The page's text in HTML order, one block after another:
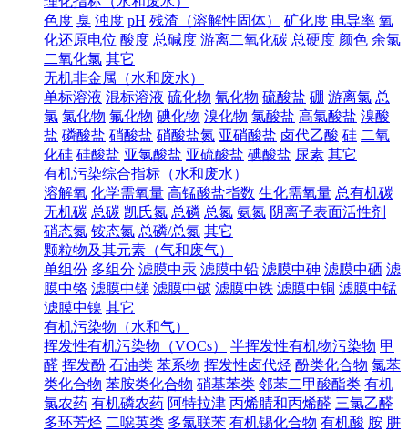
色度 臭 浊度 pH 残渣（溶解性固体） 矿化度 电导率 氧
化还原电位 酸度 总碱度 游离二氧化碳 总硬度 颜色 余氯
二氧化氯 其它
无机非金属（水和废水）
单标溶液 混标溶液 硫化物 氰化物 硫酸盐 硼 游离氯 总
氯 氯化物 氟化物 碘化物 溴化物 氯酸盐 高氯酸盐 溴酸
盐 磷酸盐 硝酸盐 硝酸盐氮 亚硝酸盐 卤代乙酸 硅 二氧
化硅 硅酸盐 亚氯酸盐 亚硫酸盐 碘酸盐 尿素 其它
有机污染综合指标（水和废水）
溶解氧 化学需氧量 高锰酸盐指数 生化需氧量 总有机碳
无机碳 总碳 凯氏氮 总磷 总氮 氨氮 阴离子表面活性剂
硝态氮 铵态氮 总磷/总氮 其它
颗粒物及其元素（气和废气）
单组份 多组分 滤膜中汞 滤膜中铅 滤膜中砷 滤膜中硒 滤
膜中铬 滤膜中锑 滤膜中铍 滤膜中铁 滤膜中铜 滤膜中锰
滤膜中镍 其它
有机污染物（水和气）
挥发性有机污染物（VOCs）
半挥发性有机物污染物 甲
醛 挥发酚 石油类 苯系物 挥发性卤代烃 酚类化合物 氯苯
类化合物 苯胺类化合物 硝基苯类 邻苯二甲酸酯类 有机
氯农药 有机磷农药 阿特拉津 丙烯腈和丙烯醛 三氯乙醛
多环芳烃 二噁英类 多氯联苯 有机锡化合物 有机酸 胺 肼